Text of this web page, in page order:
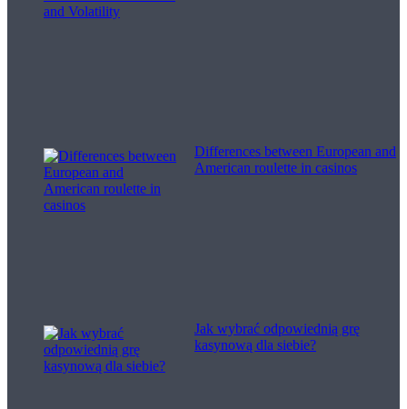
Differences between European and
American roulette in casinos
Jak wybrać odpowiednią grę
kasynową dla siebie?